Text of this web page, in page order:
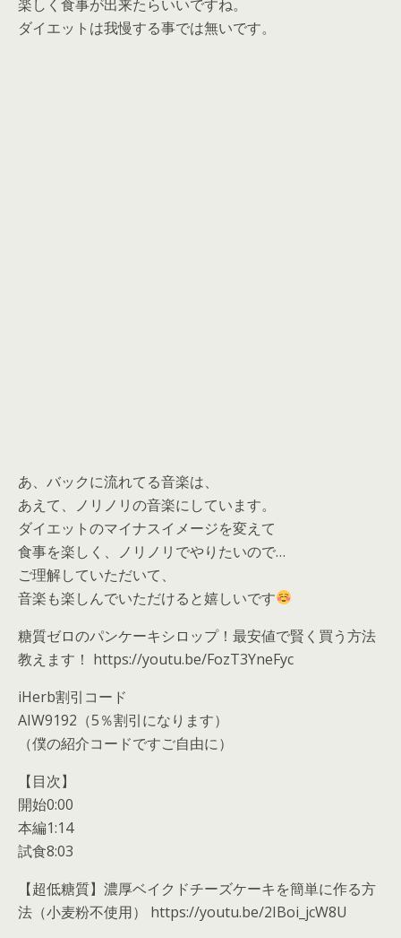
楽しく食事が出来たらいいですね。
ダイエットは我慢する事では無いです。
あ、バックに流れてる音楽は、
あえて、ノリノリの音楽にしています。
ダイエットのマイナスイメージを変えて
食事を楽しく、ノリノリでやりたいので…
ご理解していただいて、
音楽も楽しんでいただけると嬉しいです
糖質ゼロのパンケーキシロップ！最安値で賢く買う方法
教えます！ https://youtu.be/FozT3YneFyc
iHerb割引コード
AIW9192（5％割引になります）
（僕の紹介コードですご自由に）
【目次】
開始0:00
本編1:14
試食8:03
【超低糖質】濃厚ベイクドチーズケーキを簡単に作る方
法（小麦粉不使用） https://youtu.be/2IBoi_jcW8U